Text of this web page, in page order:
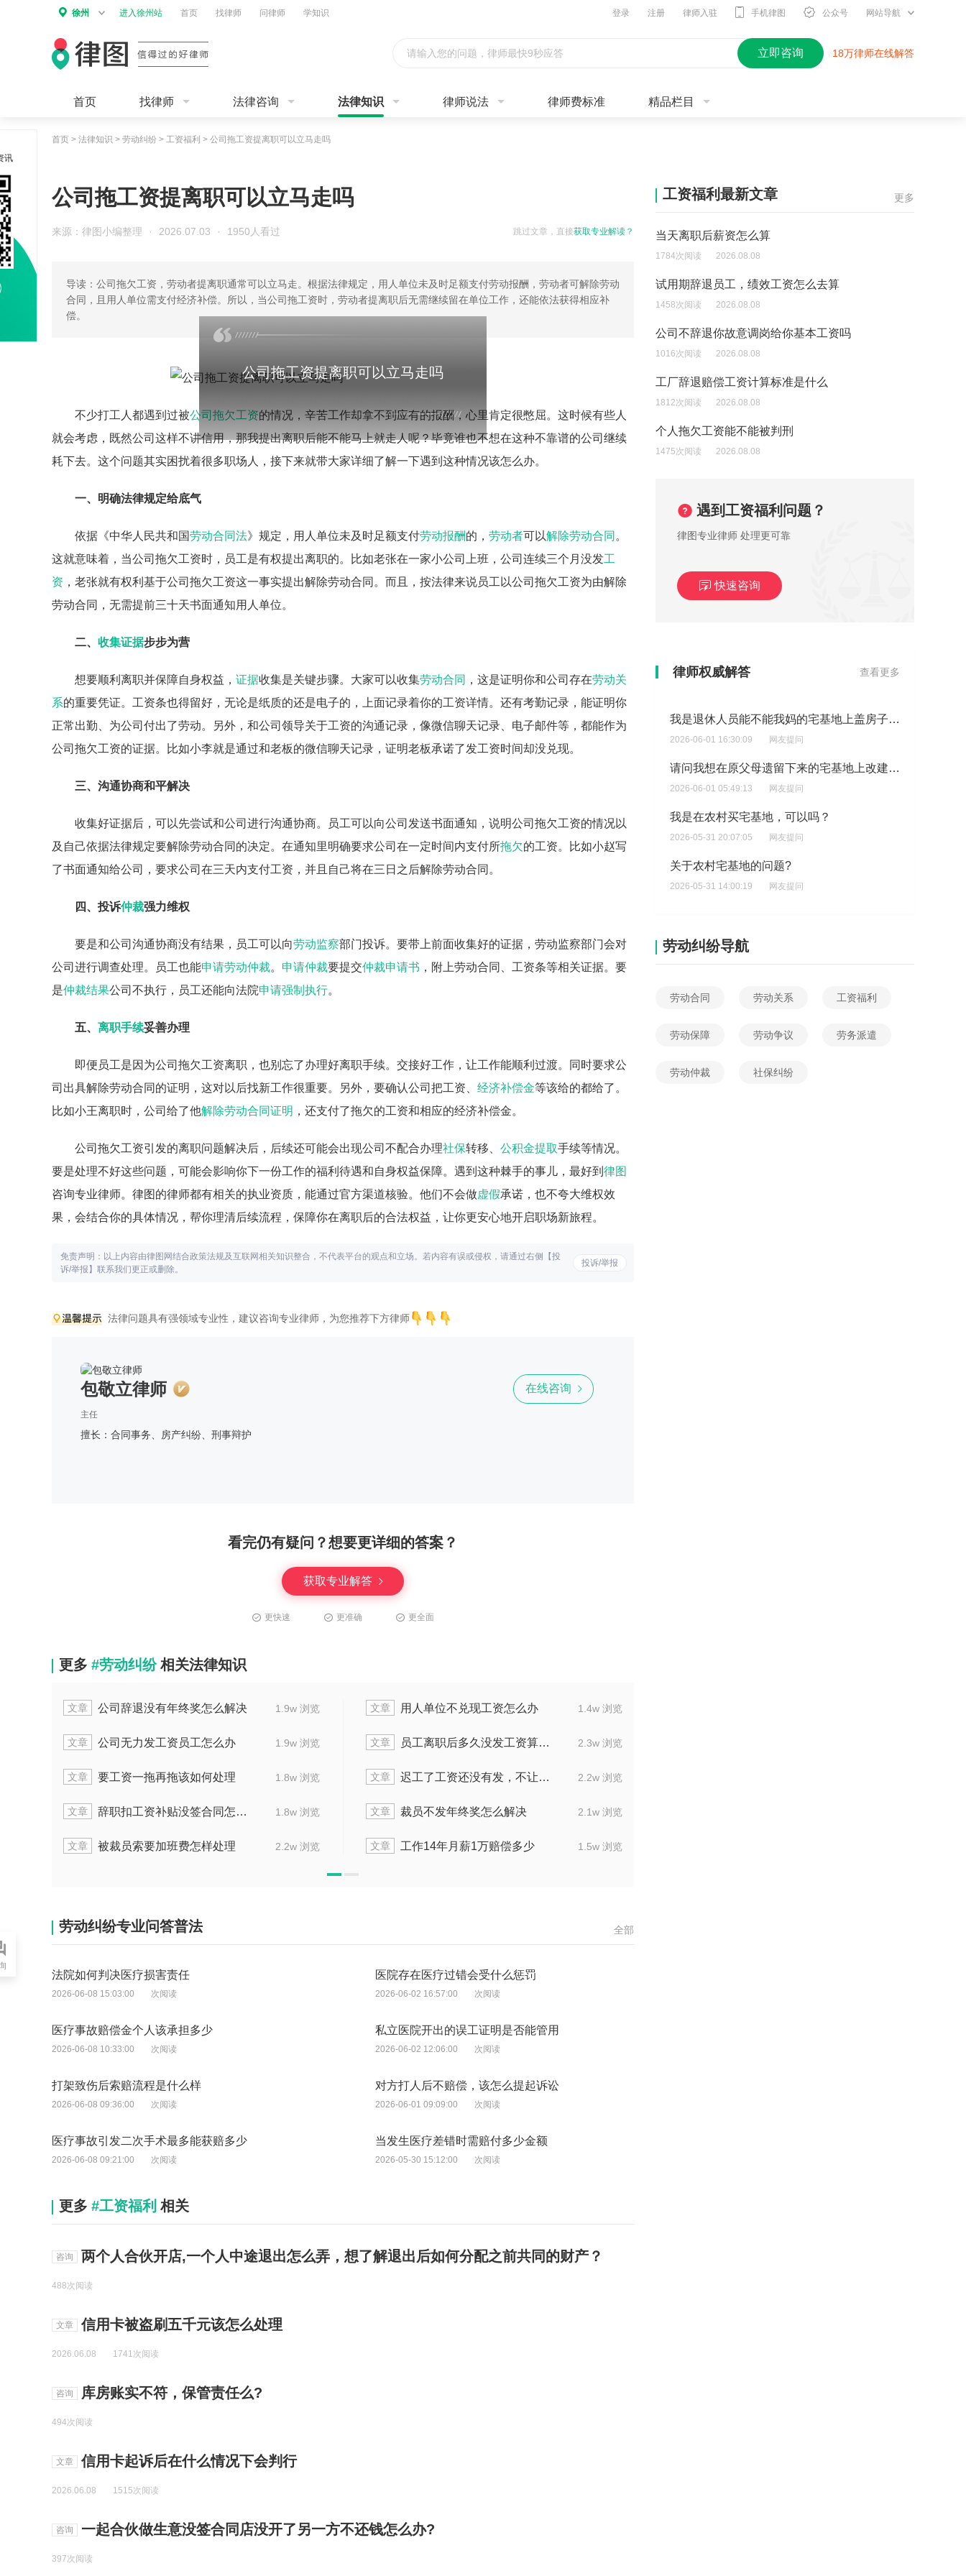
徐州 进入徐州站 首页 找律师 问律师 学知识 登录 注册 律师入驻 手机律图 公众号 网站导航
请输入您的问题，律师最快9秒应答 立即咨询 18万律师在线解答
首页 找律师 法律咨询 法律知识 律师说法 律师费标准 精品栏目
首页 > 法律知识 > 劳动纠纷 > 工资福利 > 公司拖工资提离职可以立马走吗
公司拖工资提离职可以立马走吗
跳过文章，直接获取专业解读？
来源：律图小编整理 · 2026.07.03 · 1950人看过
导读：公司拖欠工资，劳动者提离职通常可以立马走。根据法律规定，用人单位未及时足额支付劳动报酬，劳动者可解除劳动
合同，且用人单位需支付经济补偿。所以，当公司拖工资时，劳动者提离职后无需继续留在单位工作，还能依法获得相应补
偿。
公司拖工资提离职可以立马走吗
不少打工人都遇到过被公司拖欠工资的情况，辛苦工作却拿不到应有的报酬，心里肯定很憋屈。这时候有些人
就会考虑，既然公司这样不讲信用，那我提出离职后能不能马上就走人呢？毕竟谁也不想在这种不靠谱的公司继续
耗下去。这个问题其实困扰着很多职场人，接下来就带大家详细了解一下遇到这种情况该怎么办。
一、明确法律规定给底气
依据《中华人民共和国劳动合同法》规定，用人单位未及时足额支付劳动报酬的， 劳动者可以解除劳动合同 。
这就意味着，当公司拖欠工资时，员工是有权提出离职的。比如老张在一家小公司上班，公司连续三个月没发工
资 ，老张就有权利基于公司拖欠工资这一事实提出解除劳动合同。而且，按法律来说员工以公司拖欠工资为由解除
劳动合同，无需提前三十天书面通知用人单位。
二、 收集证据步步为营
想要顺利离职并保障自身权益， 证据收集是关键步骤。大家可以收集劳动合同 ，这是证明你和公司存在劳动关
系的重要凭证。工资条也得留好，无论是纸质的还是电子的，上面记录着你的工资详情。还有考勤记录，能证明你
正常出勤、为公司付出了劳动。另外，和公司领导关于工资的沟通记录，像微信聊天记录、电子邮件等，都能作为
公司拖欠工资的证据。比如小李就是通过和老板的微信聊天记录，证明老板承诺了发工资时间却没兑现。
三、沟通协商和平解决
收集好证据后，可以先尝试和公司进行沟通协商。员工可以向公司发送书面通知，说明公司拖欠工资的情况以
及自己依据法律规定要解除劳动合同的决定。在通知里明确要求公司在一定时间内支付所拖欠的工资。比如小赵写
了书面通知给公司，要求公司在三天内支付工资，并且自己将在三日之后解除劳动合同。
四、投诉仲裁强力维权
要是和公司沟通协商没有结果，员工可以向劳动监察部门投诉。要带上前面收集好的证据，劳动监察部门会对
公司进行调查处理。员工也能申请劳动仲裁。 申请仲裁要提交仲裁申请书 ，附上劳动合同、工资条等相关证据。要
是仲裁结果公司不执行，员工还能向法院申请强制执行。
五、 离职手续妥善办理
即便员工是因为公司拖欠工资离职，也别忘了办理好离职手续。交接好工作，让工作能顺利过渡。同时要求公
司出具解除劳动合同的证明，这对以后找新工作很重要。另外，要确认公司把工资、 经济补偿金等该给的都给了。
比如小王离职时，公司给了他解除劳动合同证明 ，还支付了拖欠的工资和相应的经济补偿金。
公司拖欠工资引发的离职问题解决后，后续还可能会出现公司不配合办理社保转移、 公积金提取手续等情况。
要是处理不好这些问题，可能会影响你下一份工作的福利待遇和自身权益保障。遇到这种棘手的事儿，最好到 律图
咨询专业律师。律图的律师都有相关的执业资质，能通过官方渠道核验。他们不会做虚假承诺，也不夸大维权效
果，会结合你的具体情况，帮你理清后续流程，保障你在离职后的合法权益，让你更安心地开启职场新旅程。
投诉/举报
免责声明：以上内容由律图网结合政策法规及互联网相关知识整合，不代表平台的观点和立场。若内容有误或侵权，请通过右侧【投
诉/举报】联系我们更正或删除。
法律问题具有强领域专业性，建议咨询专业律师，为您推荐下方律师
包敬立律师
主任
擅长：合同事务、房产纠纷、刑事辩护
在线咨询
看完仍有疑问？想要更详细的答案？
获取专业解答
更快速 更准确 更全面
更多 #劳动纠纷 相关法律知识
1.9w 浏览
文章 公司辞退没有年终奖怎么解决 1.4w 浏览
文章 用人单位不兑现工资怎么办
1.9w 浏览
文章 公司无力发工资员工怎么办 2.3w 浏览
文章 员工离职后多久没发工资算薪资拖欠
1.8w 浏览
文章 要工资一拖再拖该如何处理 2.2w 浏览
文章 迟工了工资还没有发，不让进厂怎么办
1.8w 浏览
文章 辞职扣工资补贴没签合同怎么办 2.1w 浏览
文章 裁员不发年终奖怎么解决
2.2w 浏览
文章 被裁员索要加班费怎样处理 1.5w 浏览
文章 工作14年月薪1万赔偿多少
劳动纠纷专业问答普法 全部
法院如何判决医疗损害责任
2026-06-08 15:03:00 次阅读
医疗事故赔偿金个人该承担多少
2026-06-08 10:33:00 次阅读
打架致伤后索赔流程是什么样
2026-06-08 09:36:00 次阅读
医疗事故引发二次手术最多能获赔多少
2026-06-08 09:21:00 次阅读
医院存在医疗过错会受什么惩罚
2026-06-02 16:57:00 次阅读
私立医院开出的误工证明是否能管用
2026-06-02 12:06:00 次阅读
对方打人后不赔偿，该怎么提起诉讼
2026-06-01 09:09:00 次阅读
当发生医疗差错时需赔付多少金额
2026-05-30 15:12:00 次阅读
更多 #工资福利 相关
咨询 两个人合伙开店,一个人中途退出怎么弄，想了解退出后如何分配之前共同的财产？
488次阅读
文章 信用卡被盗刷五千元该怎么处理
2026.06.08 1741次阅读
咨询 库房账实不符，保管责任么?
494次阅读
文章 信用卡起诉后在什么情况下会判行
2026.06.08 1515次阅读
咨询 一起合伙做生意没签合同店没开了另一方不还钱怎么办?
397次阅读
更多
工资福利最新文章
当天离职后薪资怎么算
1784次阅读 2026.08.08
试用期辞退员工，绩效工资怎么去算
1458次阅读 2026.08.08
公司不辞退你故意调岗给你基本工资吗
1016次阅读 2026.08.08
工厂辞退赔偿工资计算标准是什么
1812次阅读 2026.08.08
个人拖欠工资能不能被判刑
1475次阅读 2026.08.08
遇到工资福利问题？
律图专业律师 处理更可靠
快速咨询
律师权威解答 查看更多
土地宅基地纠纷?
我是退休人员能不能我妈的宅基地上盖房子我妈妈去世了?
2026-06-01 16:30:09 网友提问
请问我想在原父母遗留下来的宅基地上改建或重建房子吗,现户口在城镇,我参加了工作,父母亲已去世,我老家有一宅基地约120平方?
2026-06-01 05:49:13 网友提问
我是在农村买宅基地，可以吗？
2026-05-31 20:07:05 网友提问
关于农村宅基地的问题?
2026-05-31 14:00:19 网友提问
爸爸经祖辈继承有一套房,且均有宅基地确权证,请问这种情况拆迁怎么补偿?
2026-06-03 09:58:21 网友提问
劳动纠纷导航
劳动合同 劳动关系 工资福利
劳动保障 劳动争议 劳务派遣
劳动仲裁 社保纠纷
讯